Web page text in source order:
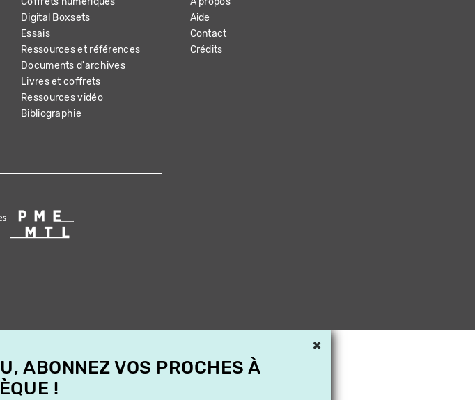
Digital Boxsets
Essais
Ressources et références
Documents d'archives
Livres et coffrets
Ressources vidéo
Bibliographie
Aide
Contact
Crédits
×
ABONNEZ VOS PROCHES À
!